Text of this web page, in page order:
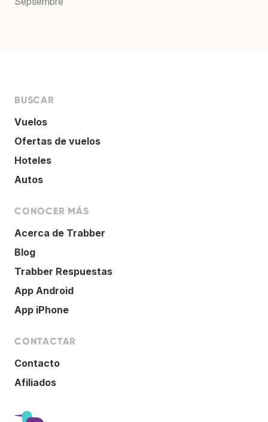
BUSCAR
Vuelos
Ofertas de vuelos
Hoteles
Autos
CONOCER MÁS
Acerca de Trabber
Blog
Trabber Respuestas
App Android
App iPhone
CONTACTAR
Contacto
Afiliados